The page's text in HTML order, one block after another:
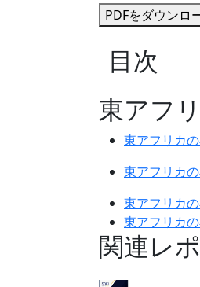
PDFをダウンロ
目次
東アフ
東アフリカ
東アフリカ
東アフリカ
東アフリカ
関連レ